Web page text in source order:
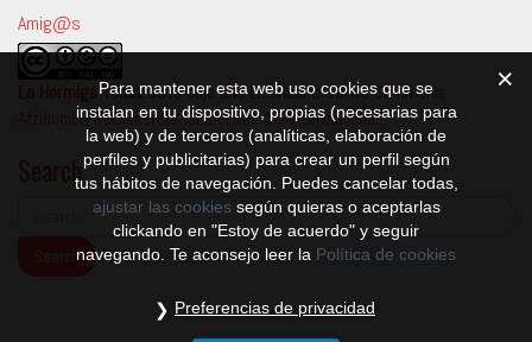
Amig@s
La Hormiga Tenazestá bajo unaLicencia Creative Commons
Atribución-NoComercial-SinDerivar 4.0 Internacional.
Search
Para mantener esta web uso cookies que se
instalan en tu dispositivo, propias (necesarias para
la web) y de terceros (analíticas, elaboración de
perfiles y publicitarias) para crear un perfil según
tus hábitos de navegación. Puedes cancelar todas,
ajustar las cookiessegún quieras o aceptarlas
clickando en "Estoy de acuerdo" y seguir
navegando. Te aconsejo leer la Política de cookies
Preferencias de privacidad